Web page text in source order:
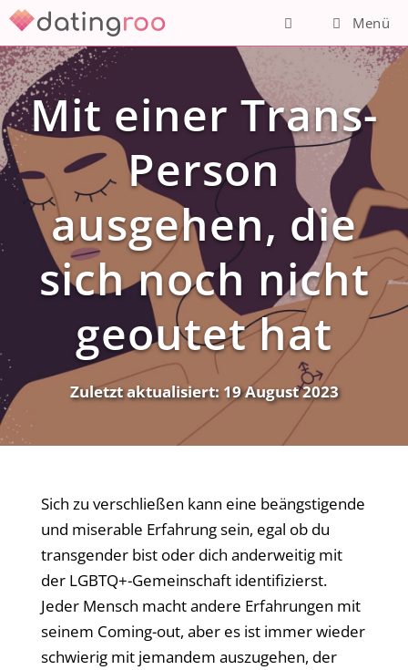
Zum
Inhalt
springen
Menü
Mit einer Trans-
Person
ausgehen, die
sich noch nicht
geoutet hat
Zuletzt aktualisiert:19 August 2023
Sich zu verschließen kann eine beängstigende
und miserable Erfahrung sein, egal ob du
transgender bist oder dich anderweitig mit
der LGBTQ+-Gemeinschaft identifizierst.
Jeder Mensch macht andere Erfahrungen mit
seinem Coming-out, aber es ist immer wieder
schwierig mit jemandem auszugehen, der